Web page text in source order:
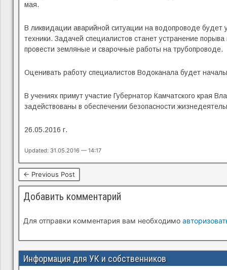
мая.
В ликвидации аварийной ситуации на водопроводе будет
техники. Задачей специалистов станет устранение
провести земляные и сварочные работы на трубопроводе.
Оценивать работу специалистов Водоканала будет
В учениях примут участие Губернатор Камчатского края
задействованы в обеспечении безопасности
26.05.2016 г.
Updated: 31.05.2016 — 14:17
← Previous Post
Добавить комментарий
Для отправки комментария вам необходимо
Информация для УК и собственников